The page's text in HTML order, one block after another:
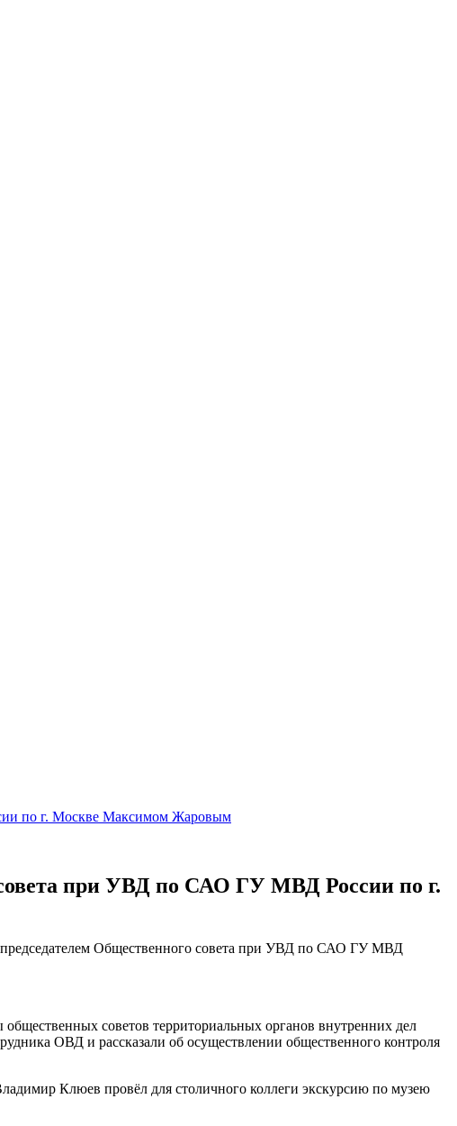
по г. Москве Максимом Жаровым
при УВД по САО ГУ МВД России по г.
Общественного совета при УВД по САО ГУ МВД
советов территориальных органов внутренних дел
ОВД и рассказали об осуществлении общественного контроля
Клюев провёл для столичного коллеги экскурсию по музею